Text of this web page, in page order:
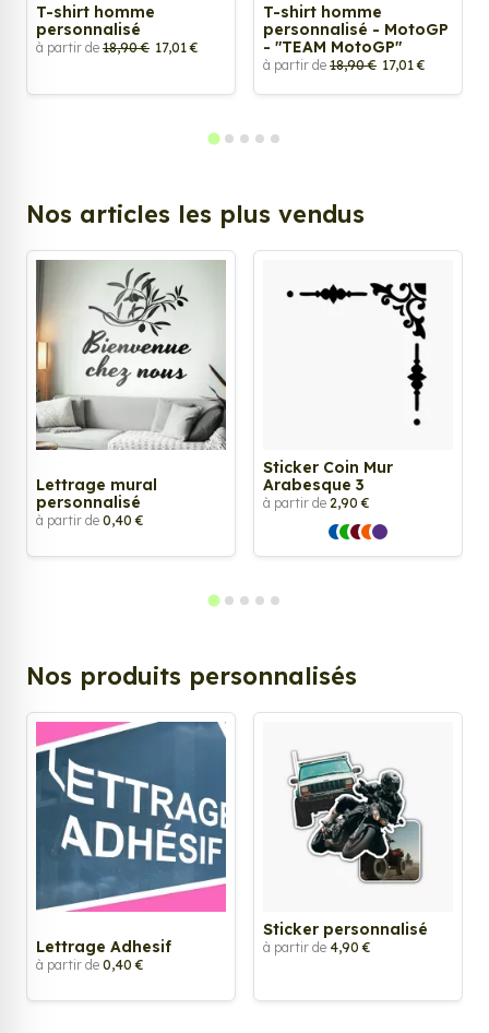
T-shirt homme
personnalisé
à partir de 18,90 € 17,01 €
T-shirt homme
personnalisé - MotoGP
- "TEAM MotoGP"
à partir de 18,90 € 17,01 €
Nos articles les plus vendus
Lettrage mural
personnalisé
à partir de 0,40 €
Sticker Coin Mur
Arabesque 3
à partir de 2,90 €
Nos produits personnalisés
Lettrage Adhesif
à partir de 0,40 €
Sticker personnalisé
à partir de 4,90 €